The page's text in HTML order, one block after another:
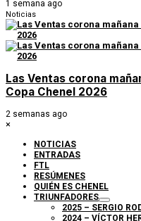
1 semana ago
Noticias
Las Ventas corona
Copa Chenel 2026
2 semanas ago
×
NOTICIAS
ENTRADAS
FTL
RESÚMENES
QUIÉN ES CHENEL
TRIUNFADORES
2025 – SERGIO
2024 – VÍCTOR